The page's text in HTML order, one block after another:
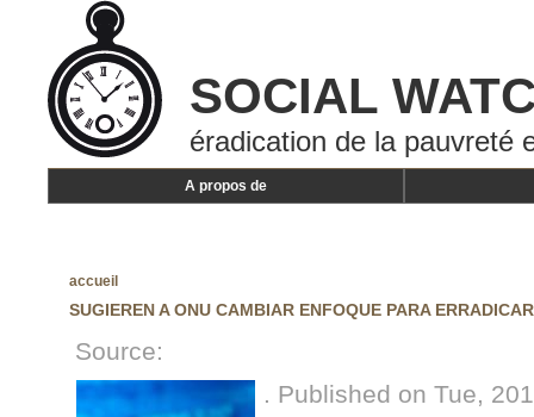
SOCIAL
éradication de la pauvreté
A propos de
accueil
SUGIEREN A ONU CAMBIAR ENFOQUE PARA
Source:
. Published on Tue,